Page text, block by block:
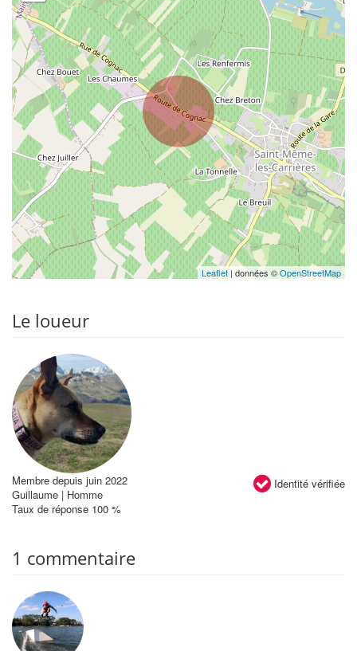
Leaflet| données ©OpenStreetMap
Le loueur
Identité vérifiée
Membre depuis juin 2022
Guillaume | Homme
Taux de réponse 100 %
1 commentaire